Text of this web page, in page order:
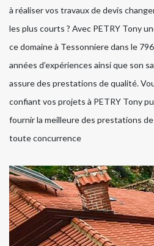
à réaliser vos travaux de devis
les plus courts ? Avec PETRY Tony
ce domaine à Tessonniere dans le
années d’expériences ainsi que son
assure des prestations de qualité.
confiant vos projets à PETRY Tony
fournir la meilleure des prestations
toute concurrence